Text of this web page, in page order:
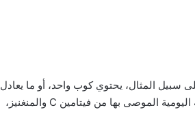
سبيل المثال، يحتوي كوب واحد، أو ما يعادل
123 غرام من التوت على 64 سعرًا حراريًا فقط ويوفر 36٪ من القيمة اليومية الموصى بها من فيتامين C والمنغنيز،